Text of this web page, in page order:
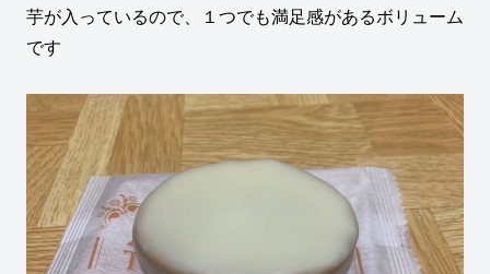
芋が入っているので、１つでも満足感があるボリューム
です